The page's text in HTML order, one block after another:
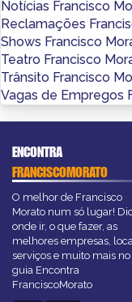
Notícias Francisco
Reclamações
Shows Francisco
Teatro Francisco
Trânsito Francisco
Vagas de Empregos
ENCONTRA
FRANCISCOMORATO
O melhor de Francisco
Morato num só lugar!
onde ir, o que fazer, as
melhores empresas,
serviços e muito mais no
guia Encontra
FranciscoMorato